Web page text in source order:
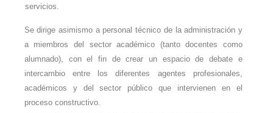
servicios.
Se dirige asimismo a personal técnico de la administración y
a miembros del sector académico (tanto docentes como
alumnado), con el fin de crear un espacio de debate e
intercambio entre los diferentes agentes profesionales,
académicos y del sector público que intervienen en el
proceso constructivo.